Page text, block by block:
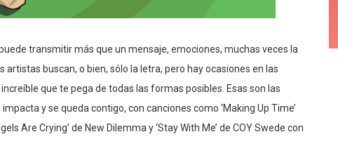
transmitir más que un mensaje, emociones, muchas veces la
buscan, o bien, sólo la letra, pero hay ocasiones en las
que te pega de todas las formas posibles. Esas son las
y se queda contigo, con canciones como ‘Making Up Time’
Are Crying’ de New Dilemma y ‘Stay With Me’ de COY Swede con